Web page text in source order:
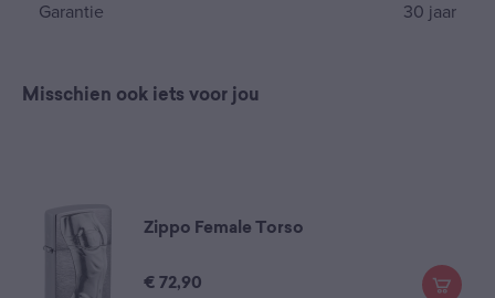
Garantie 30 jaar
Misschien ook iets voor jou
Zippo Female Torso
€ 72,90